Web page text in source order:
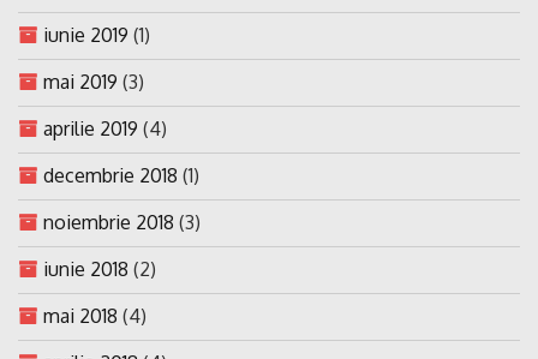
iunie 2019 (1)
mai 2019 (3)
aprilie 2019 (4)
decembrie 2018 (1)
noiembrie 2018 (3)
iunie 2018 (2)
mai 2018 (4)